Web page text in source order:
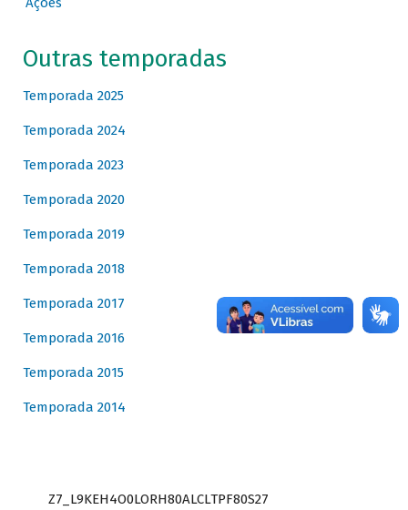
Outras temporadas
Temporada 2025
Temporada 2024
Temporada 2023
Temporada 2020
Temporada 2019
Temporada 2018
Temporada 2017
Temporada 2016
Temporada 2015
Temporada 2014
Z7_L9KEH4O0LORH80ALCLTPF80S27